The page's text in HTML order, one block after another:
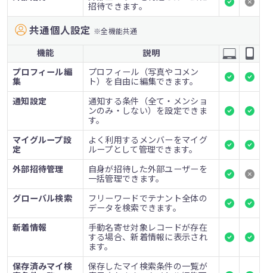
招待できます。
共通個人設定 ※全機能共通
機能
説明
プロフィール編
集
プロフィール（写真やコメン
ト）を自由に編集できます。
通知設定
通知する条件（全て・メンショ
ンのみ・しない）を設定できま
す。
マイグループ設
定
よく利用するメンバーをマイグ
ループとして管理できます。
外部招待管理
自身が招待した外部ユーザーを
一括管理できます。
グローバル検索
フリーワードでテナント全体の
データを検索できます。
新着情報
手動名寄せ対象レコードが存在
する場合、新着情報に表示され
ます。
保存済みマイ検
保存したマイ検索条件の一覧が